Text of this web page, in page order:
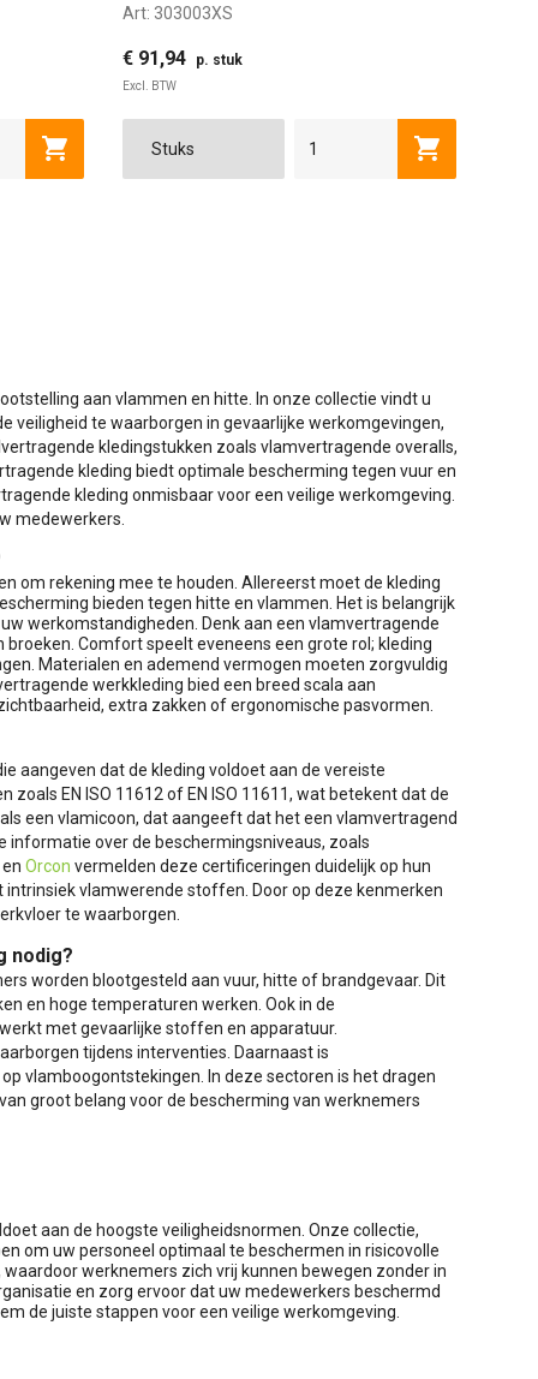
64
Toevoegen aan winkelwagen
Art: 303003XS
€ 91,94 p. stuk
Excl. BTW
XS M XL
Toevoegen
aan vlammen en hitte. In onze collectie vindt u
veiligheid te waarborgen in gevaarlijke werkomgevingen,
kledingstukken zoals vlamvertragende overalls,
kleding biedt optimale bescherming tegen vuur en
kleding onmisbaar voor een veilige werkomgeving.
medewerkers.
om rekening mee te houden. Allereerst moet de kleding
bieden tegen hitte en vlammen. Het is belangrijk
werkomstandigheden. Denk aan een vlamvertragende
Comfort speelt eveneens een grote rol; kleding
Materialen en ademend vermogen moeten zorgvuldig
werkkleding bied een breed scala aan
extra zakken of ergonomische pasvormen.
aangeven dat de kleding voldoet aan de vereiste
EN ISO 11612 of EN ISO 11611, wat betekent dat de
een vlamicoon, dat aangeeft dat het een vlamvertragend
over de beschermingsniveaus, zoals
en Orcon vermelden deze certificeringen duidelijk op hun
vlamwerende stoffen. Door op deze kenmerken
te waarborgen.
nodig?
worden blootgesteld aan vuur, hitte of brandgevaar. Dit
en hoge temperaturen werken. Ook in de
met gevaarlijke stoffen en apparatuur.
tijdens interventies. Daarnaast is
vlamboogontstekingen. In deze sectoren is het dragen
groot belang voor de bescherming van werknemers
aan de hoogste veiligheidsnormen. Onze collectie,
om uw personeel optimaal te beschermen in risicovolle
werknemers zich vrij kunnen bewegen zonder in
en zorg ervoor dat uw medewerkers beschermd
de juiste stappen voor een veilige werkomgeving.